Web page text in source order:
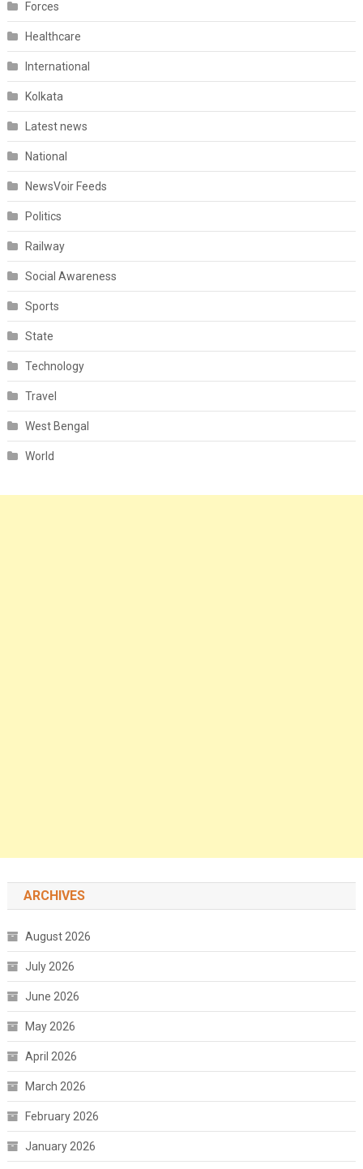
Forces
Healthcare
International
Kolkata
Latest news
National
NewsVoir Feeds
Politics
Railway
Social Awareness
Sports
State
Technology
Travel
West Bengal
World
ARCHIVES
August 2026
July 2026
June 2026
May 2026
April 2026
March 2026
February 2026
January 2026